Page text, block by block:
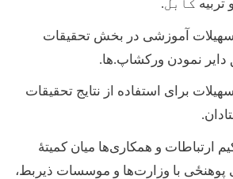
تربیه کابل.
آموزشی در بخش تحقیقات
نمودن ورکشاپ.ها.
برای استفاده از نتایج تحقیقات
.
ارتباطات و همکاریها میان کمیتۀ
پوهنځی با وزارت‌ها و موسسات ذیربط،